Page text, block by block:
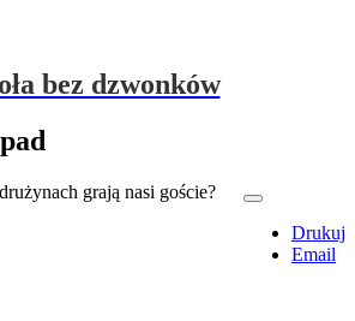
bez dzwonków
Drukuj
Email
grają nasi goście?